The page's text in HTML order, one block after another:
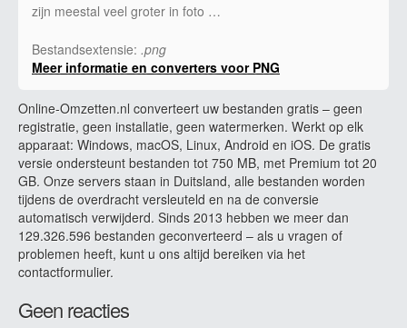
zijn meestal veel groter in foto …
Bestandsextensie: .png
Meer informatie en converters voor PNG
Online-Omzetten.nl converteert uw bestanden gratis – geen
registratie, geen installatie, geen watermerken. Werkt op elk
apparaat: Windows, macOS, Linux, Android en iOS. De gratis
versie ondersteunt bestanden tot 750 MB, met Premium tot 20
GB. Onze servers staan in Duitsland, alle bestanden worden
tijdens de overdracht versleuteld en na de conversie
automatisch verwijderd. Sinds 2013 hebben we meer dan
129.326.596 bestanden geconverteerd – als u vragen of
problemen heeft, kunt u ons altijd bereiken via het
contactformulier.
Geen reacties